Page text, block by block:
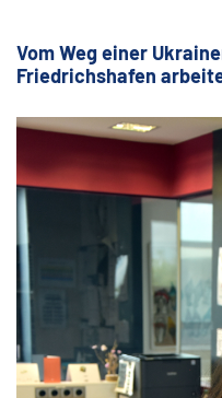
Vom Weg einer
Friedrichshafen